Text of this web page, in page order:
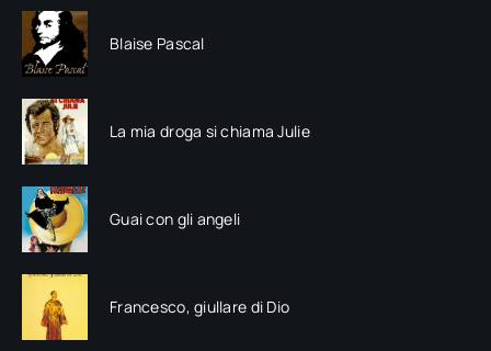
Blaise Pascal
La mia droga si chiama Julie
Guai con gli angeli
Francesco, giullare di Dio